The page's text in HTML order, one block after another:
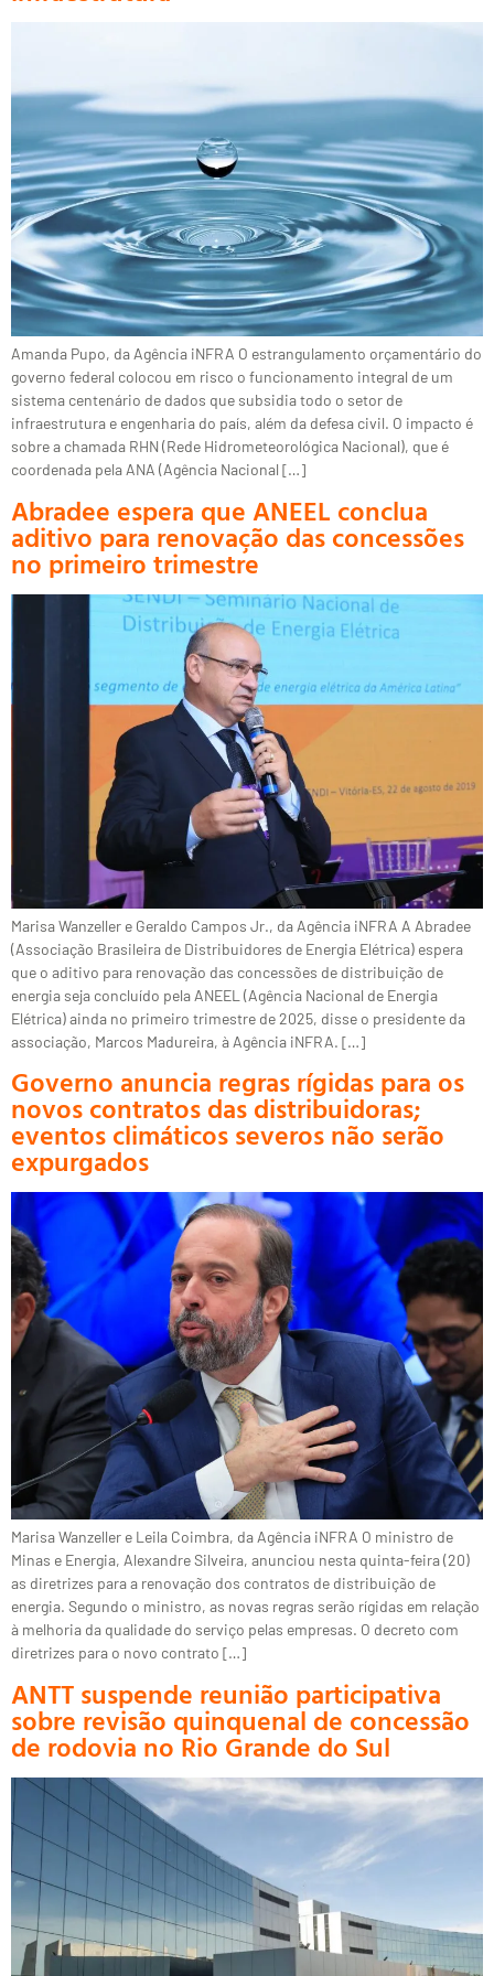
Amanda Pupo, da Agência iNFRA O estrangulamento orçamentário do
governo federal colocou em risco o funcionamento integral de um
sistema centenário de dados que subsidia todo o setor de
infraestrutura e engenharia do país, além da defesa civil. O impacto é
sobre a chamada RHN (Rede Hidrometeorológica Nacional), que é
coordenada pela ANA (Agência Nacional […]
Abradee espera que ANEEL conclua
aditivo para renovação das concessões
no primeiro trimestre
Marisa Wanzeller e Geraldo Campos Jr., da Agência iNFRA A Abradee
(Associação Brasileira de Distribuidores de Energia Elétrica) espera
que o aditivo para renovação das concessões de distribuição de
energia seja concluído pela ANEEL (Agência Nacional de Energia
Elétrica) ainda no primeiro trimestre de 2025, disse o presidente da
associação, Marcos Madureira, à Agência iNFRA. […]
Governo anuncia regras rígidas para os
novos contratos das distribuidoras;
eventos climáticos severos não serão
expurgados
Marisa Wanzeller e Leila Coimbra, da Agência iNFRA O ministro de
Minas e Energia, Alexandre Silveira, anunciou nesta quinta-feira (20)
as diretrizes para a renovação dos contratos de distribuição de
energia. Segundo o ministro, as novas regras serão rígidas em relação
à melhoria da qualidade do serviço pelas empresas. O decreto com
diretrizes para o novo contrato […]
ANTT suspende reunião participativa
sobre revisão quinquenal de concessão
de rodovia no Rio Grande do Sul